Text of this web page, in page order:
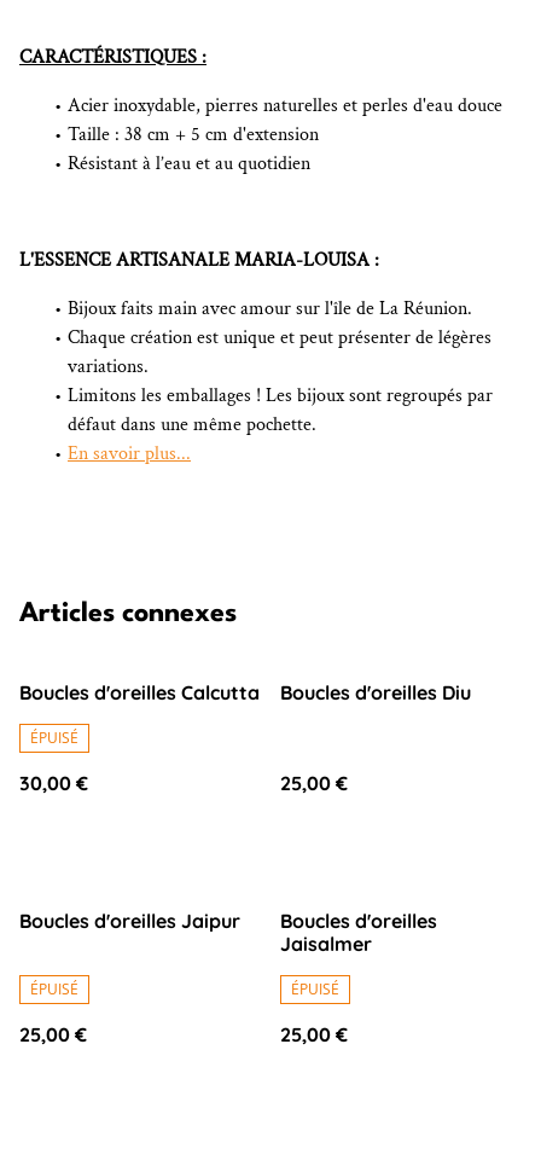
CARACTÉRISTIQUES :
Acier inoxydable, pierres naturelles et perles d'eau douce
Taille : 38 cm + 5 cm d'extension
Résistant à l’eau et au quotidien
L'ESSENCE ARTISANALE MARIA-LOUISA :
Bijoux faits main avec amour sur l'île de La Réunion.
Chaque création est unique et peut présenter de légères
variations.
Limitons les emballages ! Les bijoux sont regroupés par
défaut dans une même pochette.
En savoir plus...
Articles connexes
Boucles d'oreilles Calcutta
ÉPUISÉ
30,00 €
Boucles d'oreilles Diu
25,00 €
Boucles d'oreilles Jaipur
ÉPUISÉ
25,00 €
Boucles d'oreilles
Jaisalmer
ÉPUISÉ
25,00 €